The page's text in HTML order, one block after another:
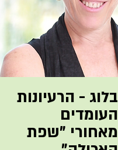
בלוג - הרעיונות
העומדים
מאחורי "שפת